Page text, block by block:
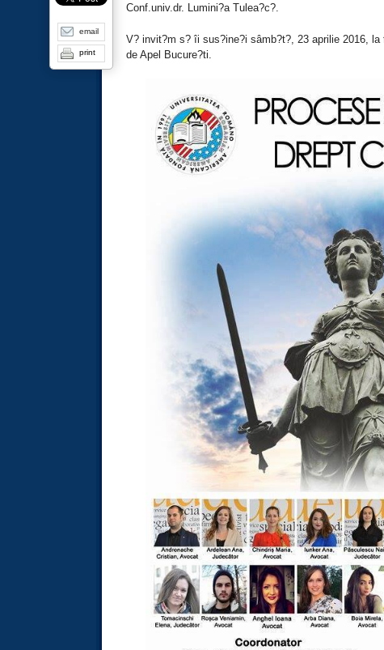
Conf.univ.dr. Lumini?a Tulea?c?.
V? invit?m s? îi sus?ine?i sâmb?t?, 23 aprilie 2016,
de Apel Bucure?ti.
email
print